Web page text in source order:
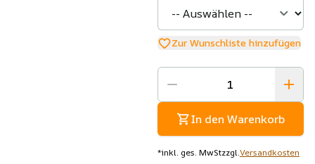
Zur Wunschliste hinzufügen
In den Warenkorb
*inkl. ges. MwStzzgl.Versandkosten